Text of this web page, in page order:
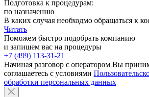
Подготовка к процедурам:
по назначению
В каких случая необходмо обращаться к
Читать
Поможем быстро подобрать компанию
и запишем вас на процедуры
+7 (499) 113-31-21
Начиная разговор с оператором Вы
соглашаетесь с условиями
обработки персональных данных